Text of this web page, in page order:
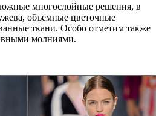
многослойные решения, в
объемные цветочные
ткани. Особо отметим также
молниями.